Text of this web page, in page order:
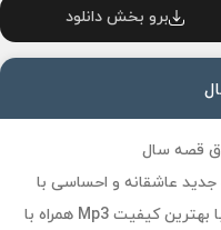
برو بخش دانلود
قصه سال
عاشقانه و احساسی با
صدای کاوه آفاق عزیز با نام قصه سال با بهترین کیفیت Mp3 همراه با